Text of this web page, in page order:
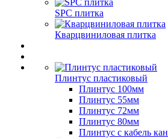
SPC плитка
Кварцвиниловая плитка
Плинтус пластиковый
Плинтус 100мм
Плинтус 55мм
Плинтус 72мм
Плинтус 80мм
Плинтус с кабель